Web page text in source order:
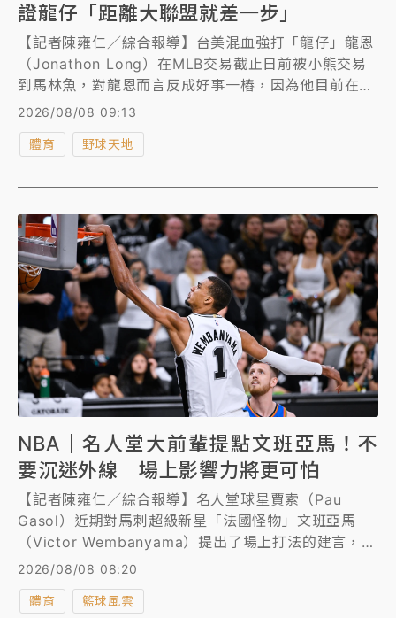
證龍仔「距離大聯盟就差一步」
【記者陳雍仁／綜合報導】台美混血強打「龍仔」龍恩
（Jonathon Long）在MLB交易截止日前被小熊交易
到馬林魚，對龍恩而言反成好事一樁，因為他目前在
3A的火熱手感，很有機會在馬林魚獲得升上大聯盟的
2026/08/08 09:13
體育 野球天地
NBA｜名人堂大前輩提點文班亞馬！不
要沉迷外線 場上影響力將更可怕
【記者陳雍仁／綜合報導】名人堂球星賈索（Pau
Gasol）近期對馬刺超級新星「法國怪物」文班亞馬
（Victor Wembanyama）提出了場上打法的建言，賈
索直言，若文班亞馬能不要沉迷外線，將進攻重心放在
禁區，將可大大增加在場上的影響力。
2026/08/08 08:20
體育 籃球風雲